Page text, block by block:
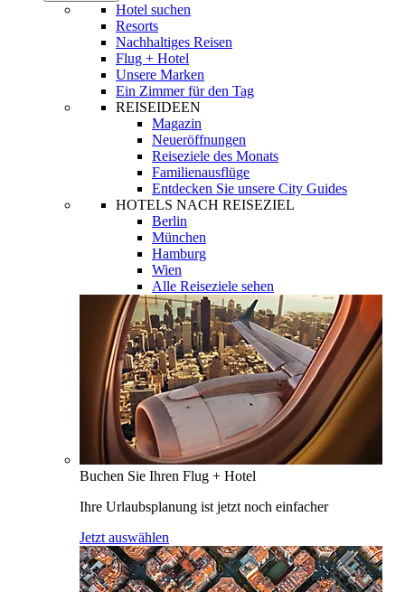
Hotel suchen
Resorts
Nachhaltiges Reisen
Flug + Hotel
Unsere Marken
Ein Zimmer für den Tag
REISEIDEEN
Magazin
Neueröffnungen
Reiseziele des Monats
Familienausflüge
Entdecken Sie unsere City Guides
HOTELS NACH REISEZIEL
Berlin
München
Hamburg
Wien
Alle Reiseziele sehen
Buchen Sie Ihren Flug + Hotel
Ihre Urlaubsplanung ist jetzt noch einfacher
Jetzt auswählen